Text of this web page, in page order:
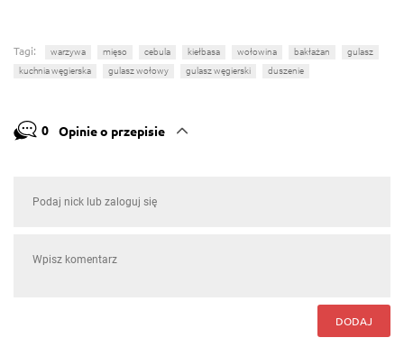
Tagi: warzywa mięso cebula kiełbasa wołowina bakłażan
gulasz
kuchnia węgierska
gulasz wołowy gulasz węgierski duszenie
0 Opinie o przepisie
DODAJ